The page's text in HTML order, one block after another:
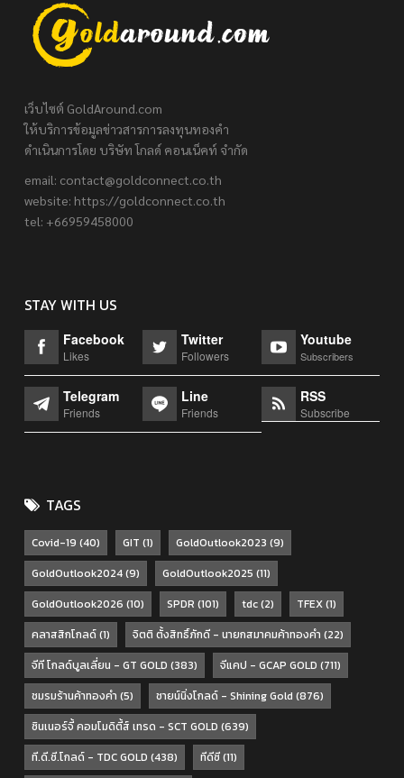
เว็บไซต์ GoldAround.com
ให้บริการข้อมูลข่าวสารการลงทุนทองคำ
ดำเนินการโดย บริษัท โกลด์ คอนเน็คท์ จำกัด
email: contact@goldconnect.co.th
website: https://goldconnect.co.th
tel: +66959458000
STAY WITH US
Facebook
Likes
Twitter
Followers
Youtube
Subscribers
Telegram
Friends
Line
Friends
RSS
Subscribe
TAGS
Covid-19 (40) GIT (1) GoldOutlook2023 (9)
GoldOutlook2024(9) GoldOutlook2025 (11)
GoldOutlook2026 (10) SPDR (101) tdc(2) TFEX(1)
คลาสสิกโกลด์(1) จิตติ ตั้งสิทธิ์ภักดี - นายกสมาคมค้าทองคำ (22)
จีที โกลด์บูลเลี่ยน - GT GOLD (383) จีแคป - GCAP GOLD (711)
ชมรมร้านค้าทองคำ (5) ชายน์นิ่งโกลด์ - Shining Gold (876)
ซินเนอร์จี้ คอมโมดิตี้ส์ เทรด - SCT GOLD (639)
ที.ดี.ซี.โกลด์ - TDC GOLD (438) ทีดีซี(11)